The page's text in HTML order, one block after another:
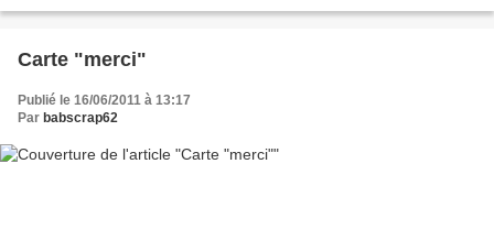
Carte "merci"
Publié le 16/06/2011 à 13:17
Par babscrap62